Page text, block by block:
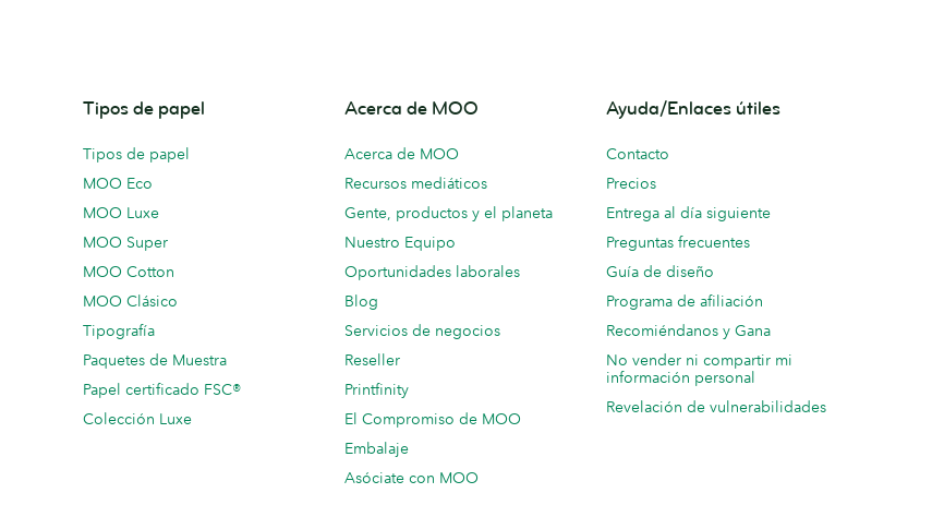
Tipos de papel
Tipos de papel
MOO Eco
MOO Luxe
MOO Super
MOO Cotton
MOO Clásico
Tipografía
Paquetes de Muestra
Papel certificado FSC®
Colección Luxe
Acerca de MOO
Acerca de MOO
Recursos mediáticos
Gente, productos y el planeta
Nuestro Equipo
Oportunidades laborales
Blog
Servicios de negocios
Reseller
Printfinity
El Compromiso de MOO
Embalaje
Asóciate con MOO
Ayuda/Enlaces útiles
Contacto
Precios
Entrega al día siguiente
Preguntas frecuentes
Guía de diseño
Programa de afiliación
Recomiéndanos y Gana
No vender ni compartir mi
información personal
Revelación de vulnerabilidades